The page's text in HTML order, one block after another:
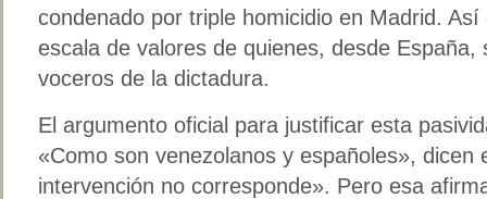
condenado por triple homicidio en Madrid.
escala de valores de quienes, desde España,
voceros de la dictadura.
El argumento oficial para justificar esta
«Como son venezolanos y españoles», dicen
intervención no corresponde». Pero esa